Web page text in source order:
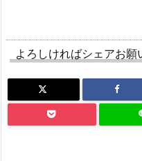
よろしければシェアお願